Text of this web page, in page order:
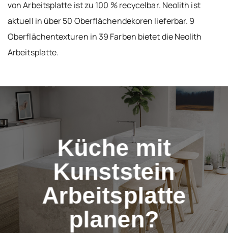
von Arbeitsplatte ist zu 100 % recycelbar. Neolith ist
aktuell in über 50 Oberflächendekoren lieferbar. 9
Oberflächentexturen in 39 Farben bietet die Neolith
Arbeitsplatte.
Küche mit
Kunststein
Arbeitsplatte
planen?